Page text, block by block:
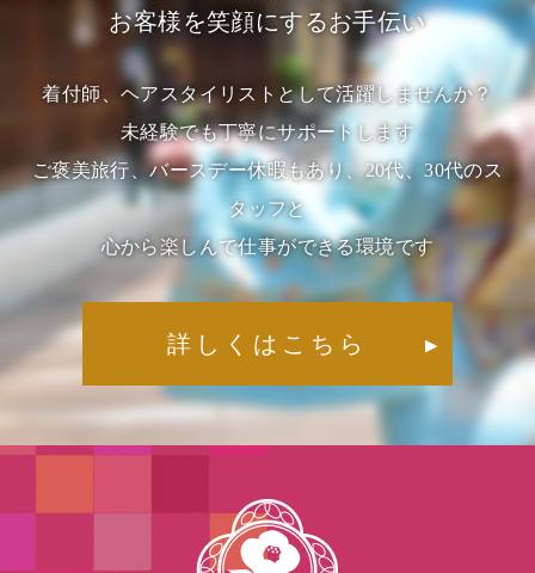
お客様を笑顔にするお手伝い
着付師、ヘアスタイリストとして活躍しませんか？
未経験でも丁寧にサポートします
ご褒美旅行、バースデー休暇もあり、20代、30代のス
タッフと
心から楽しんで仕事ができる環境です
詳しくはこちら ▶︎